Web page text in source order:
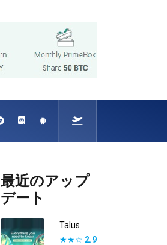
最近のアップ
デート
Talus
★★☆ 2.9